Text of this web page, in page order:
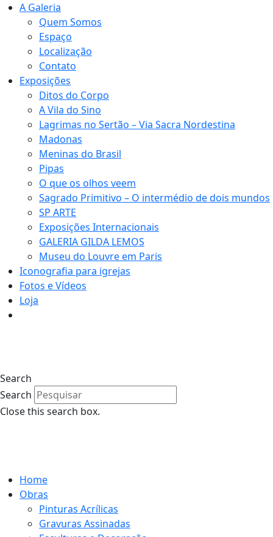
A Galeria
Quem Somos
Espaço
Localização
Contato
Exposições
Ditos do Corpo
A Vila do Sino
Lagrimas no Sertão – Via Sacra Nordestina
Madonas
Meninas do Brasil
Pipas
O que os olhos veem
Sagrado Primitivo – O intermédio de dois mundos
SP ARTE
Exposições Internacionais
GALERIA GILDA LEMOS
Museu do Louvre em Paris
Iconografia para igrejas
Fotos e Vídeos
Loja
Search
Search
Close this search box.
Home
Obras
Pinturas Acrílicas
Gravuras Assinadas